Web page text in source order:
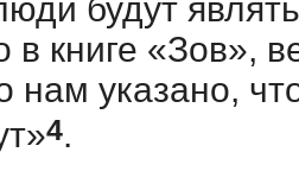
будут
в книге «Зов»,
нам указано,
4.